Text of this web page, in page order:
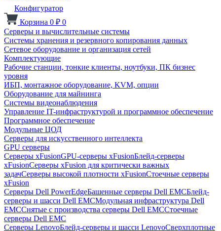
Конфигуратор
Корзина 0 ₽ 0
Серверы и вычислительные системы
Системы хранения и резервного копирования данных
Сетевое оборудование и организация сетей
Комплектующие
Рабочие станции, тонкие клиенты, ноутбуки, ПК бизнес
уровня
ИБП, монтажное оборудование, KVM, опции
Оборудование для майнинга
Системы видеонаблюдения
Управление IT-инфраструктурой и программное обеспечение
Программное обеспечение
Модульные ЦОД
Серверы для искусственного интеллекта
GPU серверы
Серверы xFusionGPU-серверы xFusionБлейд-серверы
xFusionСерверы xFusion для критически важных
задачСерверы высокой плотности xFusionСтоечные серверы
xFusion
Серверы Dell PowerEdgeБашенные серверы Dell EMCБлейд-
серверы и шасси Dell EMCМодульная инфраструктура Dell
EMCСнятые с производства серверы Dell EMCСтоечные
серверы Dell EMC
Серверы LenovoБлейд-серверы и шасси LenovoСверхплотные